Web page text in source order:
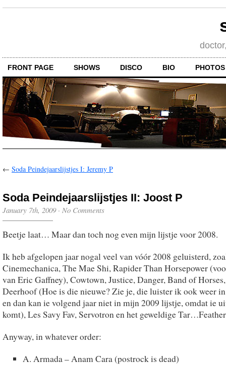
FRONT PAGE SHOWS DISCO BIO PHOTOS
← Soda Peindejaarslijstjes I: Jeremy P
Soda Peindejaarslijstjes II: Joost P
January 7th, 2009· No Comments
Beetje laat… Maar dan toch nog even mijn lijstje voor 2008.
Ik heb afgelopen jaar nogal veel van vóór 2008 geluisterd,
Cinemechanica, The Mae Shi, Rapider Than Horsepower
van Eric Gaffney), Cowtown, Justice, Danger, Band of Horses,
Deerhoof (Hoe is die nieuwe? Zie je, die luister ik ook weer
en dan kan ie volgend jaar niet in mijn 2009 lijstje, omdat ie
komt), Les Savy Fav, Servotron en het geweldige
Anyway, in whatever order:
A. Armada – Anam Cara (postrock is dead)